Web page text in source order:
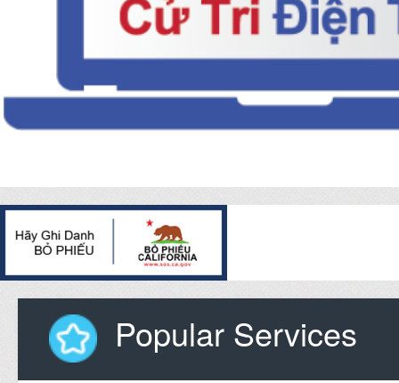
Popular Services